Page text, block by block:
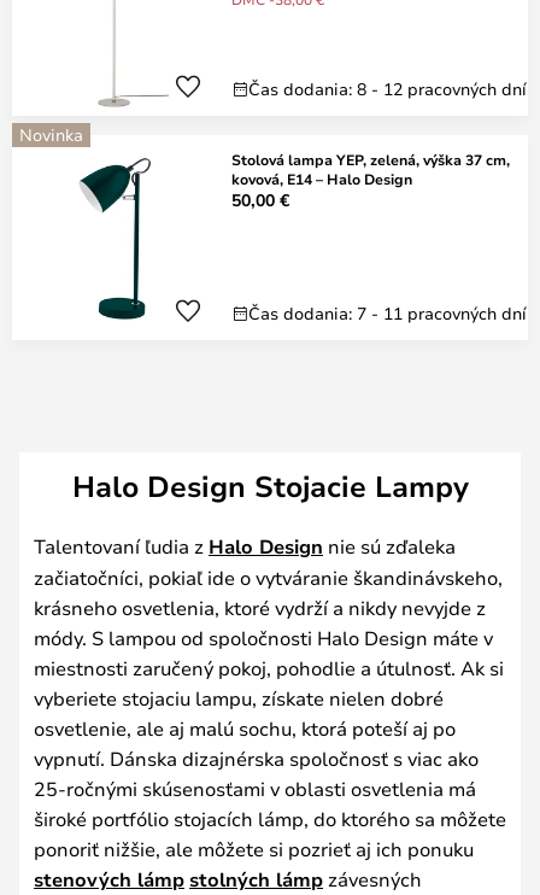
Čas dodania: 8 - 12 pracovných dní
Novinka
Stolová lampa YEP, zelená, výška 37 cm,
kovová, E14 – Halo Design
50,00 €
Čas dodania: 7 - 11 pracovných dní
Halo Design Stojacie Lampy
Talentovaní ľudia z Halo Design nie sú zďaleka
začiatočníci, pokiaľ ide o vytváranie škandinávskeho,
krásneho osvetlenia, ktoré vydrží a nikdy nevyjde z
módy. S lampou od spoločnosti Halo Design máte v
miestnosti zaručený pokoj, pohodlie a útulnosť. Ak si
vyberiete stojaciu lampu, získate nielen dobré
osvetlenie, ale aj malú sochu, ktorá poteší aj po
vypnutí. Dánska dizajnérska spoločnosť s viac ako
25-ročnými skúsenosťami v oblasti osvetlenia má
široké portfólio stojacích lámp, do ktorého sa môžete
ponoriť nižšie, ale môžete si pozrieť aj ich ponuku
stenových lámp stolných lámp závesných